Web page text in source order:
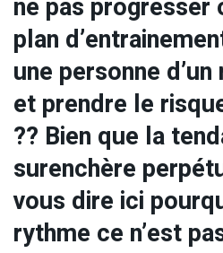
ne pas progresser
plan
une personne
et prendre le
?? Bien que la
surenchère
vous dire ici
rythme ce n’est